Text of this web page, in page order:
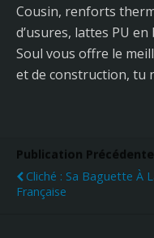
Cousin, renforts
d’usures, lattes PU
Soul vous offre le
et de construction, tu
Publication Précédente
Cliché : Sa Baguette À
Française